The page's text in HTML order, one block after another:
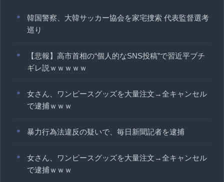
韓国警察、大韓サッカー協会を家宅捜索 代表監督選考
巡り
【悲報】高市首相の“個人的なSNS投稿”で習近平ブチ
ギレ説ｗｗｗｗｗ
女さん、ワンピースグッズを大量注文→全キャンセル
で逮捕ｗｗｗ
暴力行為法違反の疑いで、毎日新聞記者を逮捕
女さん、ワンピースグッズを大量注文→全キャンセル
で逮捕ｗｗｗ